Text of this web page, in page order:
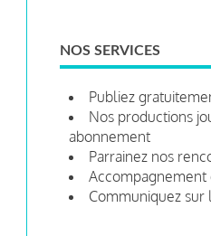
NOS SERVICES
Publiez
Nos productions
abonnement
Parrainez nos
Accompagnement
Communiquez sur